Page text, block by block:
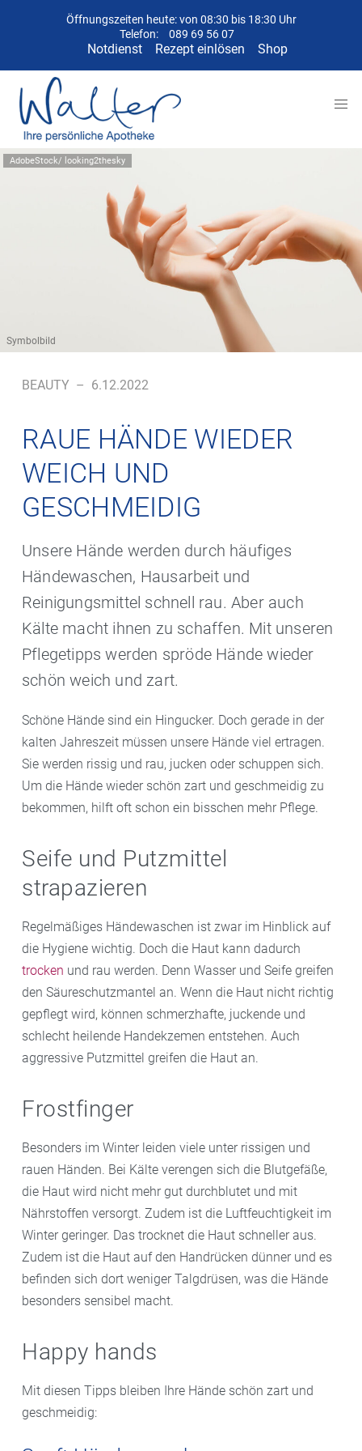
Öffnungszeiten heute: von 08:30 bis 18:30 Uhr
Telefon:
089 69 56 07
Notdienst Rezept einlösen Shop
AdobeStock/ looking2thesky
Symbolbild
BEAUTY – 6.12.2022
RAUE HÄNDE WIEDER
WEICH UND
GESCHMEIDIG
Unsere Hände werden durch häufiges
Händewaschen, Hausarbeit und
Reinigungsmittel schnell rau. Aber auch
Kälte macht ihnen zu schaffen. Mit unseren
Pflegetipps werden spröde Hände wieder
schön weich und zart.
Schöne Hände sind ein Hingucker. Doch gerade in der
kalten Jahreszeit müssen unsere Hände viel ertragen.
Sie werden rissig und rau, jucken oder schuppen sich.
Um die Hände wieder schön zart und geschmeidig zu
bekommen, hilft oft schon ein bisschen mehr Pflege.
Seife und Putzmittel
strapazieren
Regelmäßiges Händewaschen ist zwar im Hinblick auf
die Hygiene wichtig. Doch die Haut kann dadurch
trocken und rau werden. Denn Wasser und Seife greifen
den Säureschutzmantel an. Wenn die Haut nicht richtig
gepflegt wird, können schmerzhafte, juckende und
schlecht heilende Handekzemen entstehen. Auch
aggressive Putzmittel greifen die Haut an.
Frostfinger
Besonders im Winter leiden viele unter rissigen und
rauen Händen. Bei Kälte verengen sich die Blutgefäße,
die Haut wird nicht mehr gut durchblutet und mit
Nährstoffen versorgt. Zudem ist die Luftfeuchtigkeit im
Winter geringer. Das trocknet die Haut schneller aus.
Zudem ist die Haut auf den Handrücken dünner und es
befinden sich dort weniger Talgdrüsen, was die Hände
besonders sensibel macht.
Happy hands
Mit diesen Tipps bleiben Ihre Hände schön zart und
geschmeidig: